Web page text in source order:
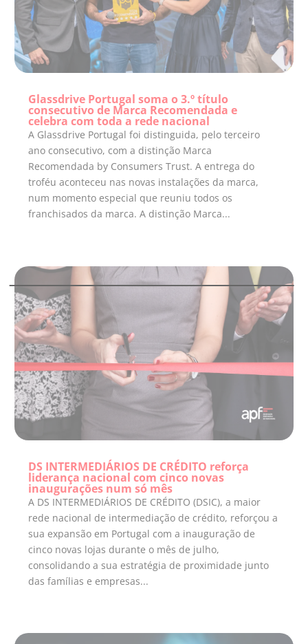
Glassdrive Portugal soma o 3.º título
consecutivo de Marca Recomendada e
celebra com toda a rede nacional
A Glassdrive Portugal foi distinguida, pelo terceiro
ano consecutivo, com a distinção Marca
Recomendada by Consumers Trust. A entrega do
troféu aconteceu nas novas instalações da marca,
num momento especial que reuniu todos os
franchisados da marca. A distinção Marca...
DS INTERMEDIÁRIOS DE CRÉDITO reforça
liderança nacional com cinco novas
inaugurações num só mês
A DS INTERMEDIÁRIOS DE CRÉDITO (DSIC), a maior
rede nacional de intermediação de crédito, reforçou a
sua expansão em Portugal com a inauguração de
cinco novas lojas durante o mês de julho,
consolidando a sua estratégia de proximidade junto
das famílias e empresas...